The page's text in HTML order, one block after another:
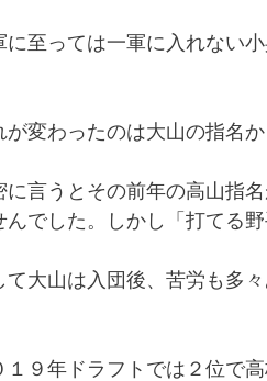
に至っては一軍に入れない
が変わったのは大山の指名か
に言うとその前年の高山指
んでした。しかし「打てる
て大山は入団後、苦労も多
１９年ドラフトでは２位で